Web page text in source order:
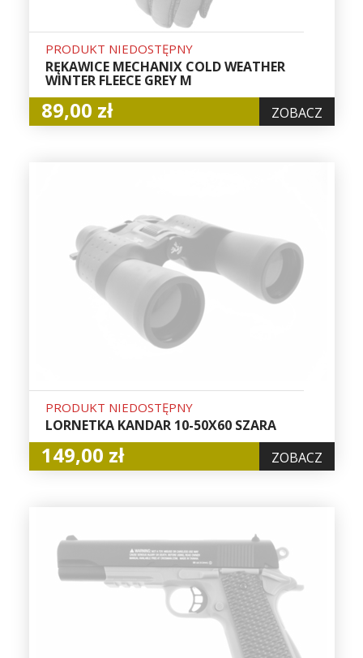
PRODUKT NIEDOSTĘPNY
RĘKAWICE MECHANIX COLD WEATHER
WINTER FLEECE GREY M
89,00 zł ZOBACZ
PRODUKT NIEDOSTĘPNY
LORNETKA KANDAR 10-50X60 SZARA
149,00 zł ZOBACZ